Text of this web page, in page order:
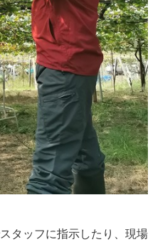
タッフに指示したり、現場